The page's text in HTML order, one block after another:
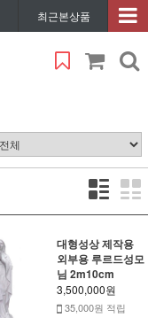
최근본상품
대형성상 제작용
외부용 루르드성모
님 2m10cm
3,500,000원
35,000원 적립